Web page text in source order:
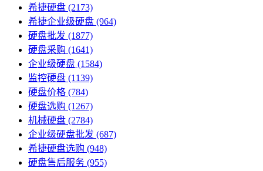
希捷硬盘 (2173)
希捷企业级硬盘 (964)
硬盘批发 (1877)
硬盘采购 (1641)
企业级硬盘 (1584)
监控硬盘 (1139)
硬盘价格 (784)
硬盘选购 (1267)
机械硬盘 (2784)
企业级硬盘批发 (687)
希捷硬盘选购 (948)
硬盘售后服务 (955)